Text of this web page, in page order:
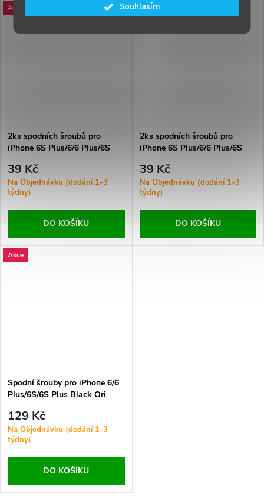
Souhlasím
Akce
2ks spodních šroubů pro
iPhone 6S Plus/6/6 Plus/6S
39 Kč
Na Objednávku (dodání 1-3
týdny)
DO KOŠÍKU
Akce
2ks spodních šroubů pro
iPhone 6S Plus/6/6 Plus/6S
39 Kč
Na Objednávku (dodání 1-3
týdny)
DO KOŠÍKU
Akce
Spodní šrouby pro iPhone 6/6
Plus/6S/6S Plus Black Ori
129 Kč
Na Objednávku (dodání 1-3
týdny)
DO KOŠÍKU